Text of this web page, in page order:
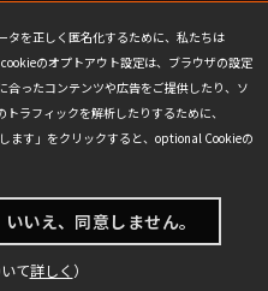
タを正しく匿名化するために、私たちは
のオプトアウト設定は、ブラウザの設定
ったコンテンツや広告をご提供したり、ソ
ラフィックを解析したりするために、
ます」をクリックすると、optional Cookieの
いいえ、同意しません。
て詳しく ）
カスタマーサポート
個人情報の販売や共有を許可し
ない
お問い合わせ